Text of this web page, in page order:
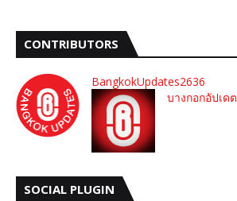
CONTRIBUTORS
BangkokUpdates2636
บางกอกอัปเดต
SOCIAL PLUGIN